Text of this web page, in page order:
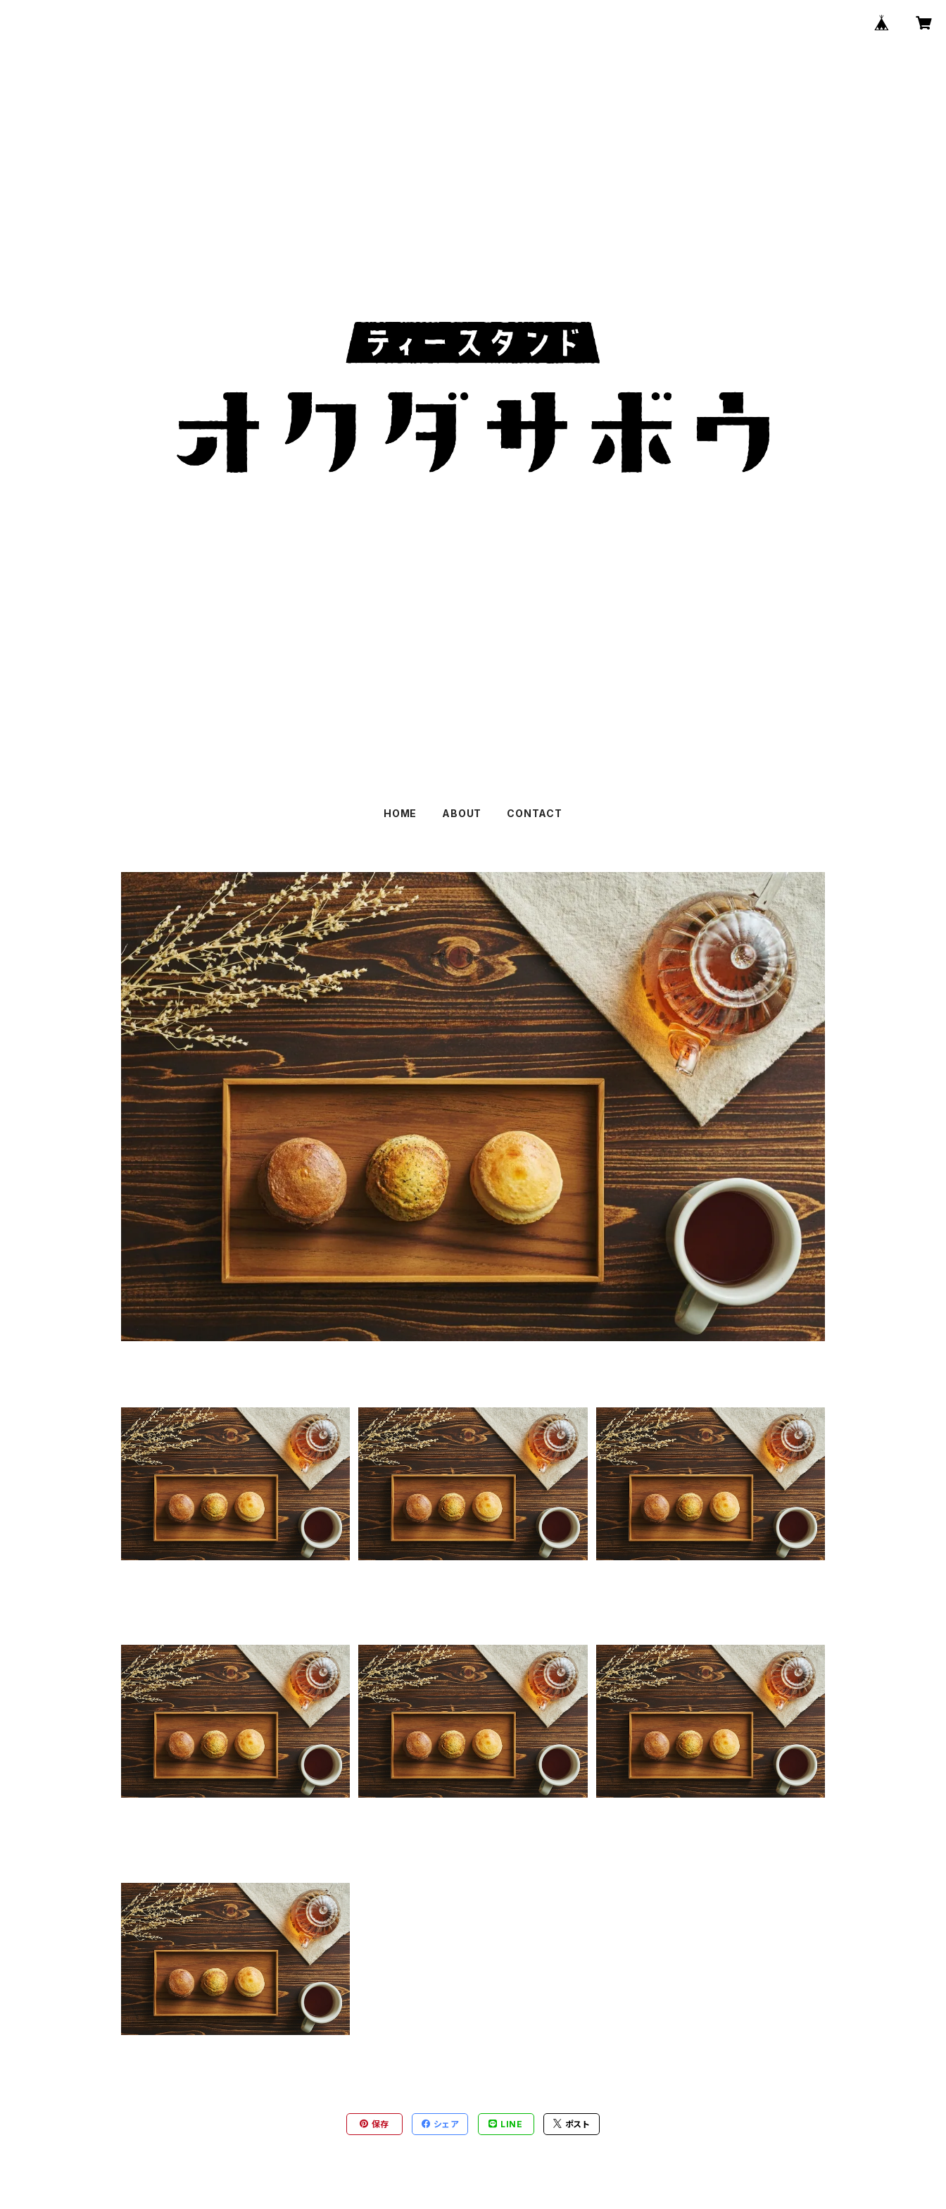
HOME ABOUT CONTACT
マッチャのスコーン12個入り
¥2,520
チョコのスコーン12個入り
¥2,520
アールグレイのスコーン12個入り
¥2,520
プレーンスコーン12個入り
¥2,520
定番の4種スコーン。24個入り
¥4,800
人気の3種スコーン。18個入り
¥3,660
スコーン12個入り
¥2,520
保存 シェア LINE ポスト